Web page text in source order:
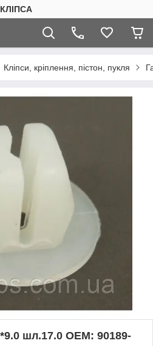
КЛІПСА
Кліпси, кріплення, пістон, пукля
шл.17.0 OEM: 90189-